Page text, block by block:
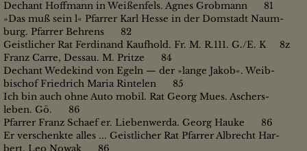
Dechant Hoffmann in Weißenfels. Agnes Grobmann 81
»Das muß sein l« Pfarrer Karl Hesse in der Domstadt Naum-
burg. Pfarrer Behrens 82
Geistlicher Rat Ferdinand Kaufhold. Fr. M. R.111. G./E. K 8z
Franz Carre, Dessau. M. Pritze 84
Dechant Wedekind von Egeln — der »lange Jakob«. Weib-
bischof Friedrich Maria Rintelen 85
Ich bin auch ohne Auto mobil. Rat Georg Mues. Aschers-
leben. Gö. 86
Pfarrer Franz Schaef er. Liebenwerda. Georg Hauke 86
Er verschenkte alles ... Geistlicher Rat Pfarrer Albrecht Har-